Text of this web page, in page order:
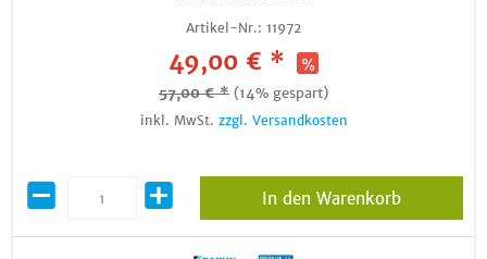
Artikel-Nr.: 11972
49,00 € *
57,00 € * (14% gespart)
inkl. MwSt. zzgl. Versandkosten
In den Warenkorb